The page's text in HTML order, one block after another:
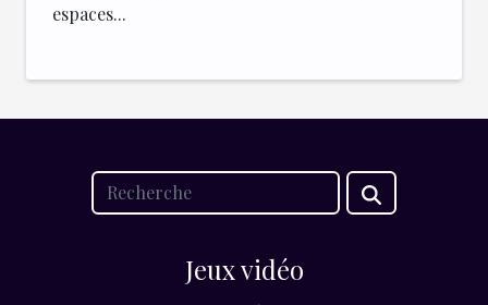
espaces...
Jeux vidéo